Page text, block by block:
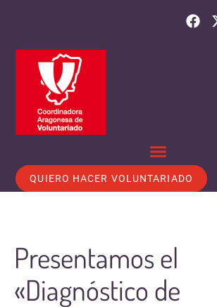
QUIERO HACER VOLUNTARIADO
Presentamos el
«Diagnóstico de